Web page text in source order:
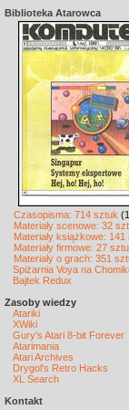
Biblioteka Atarowca
Czasopisma: 714 sztuk
Materiały scenowe: 32
Materiały książkowe: 141
Materiały firmowe: 27
Materiały o grach: 351
Spiżarnia Voya na
Bajtek Redux
Zasoby wiedzy
Atariki
XWiki
Gury's Atari 8-bit Forever
Atarimania
Atari Archives
Drygol's Retro Hacks
XL Search
Kontakt